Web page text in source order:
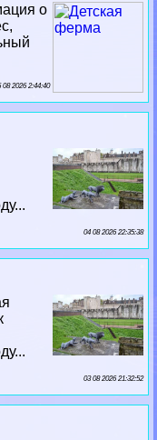
о
08 2026 2:44:40
04 08 2026 22:35:38
03 08 2026 21:32:52